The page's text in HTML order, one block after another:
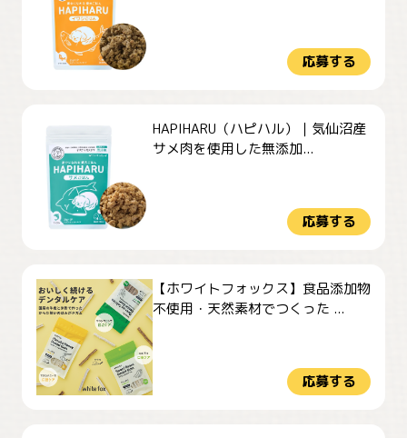
応募する
HAPIHARU（ハピハル）｜気仙沼産
サメ肉を使用した無添加...
応募する
【ホワイトフォックス】食品添加物
不使用・天然素材でつくった ...
応募する